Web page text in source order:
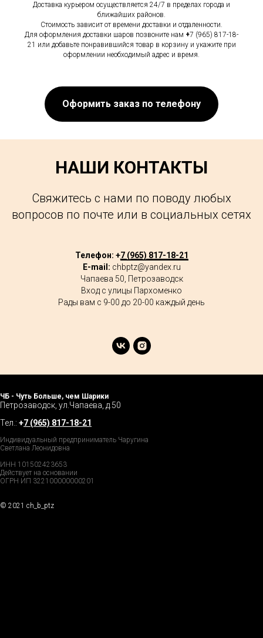
Доставка курьером осуществляется 24/7 в пределах города и
ближайших районов.
Стоимость зависит от времени доставки и отдаленности.
Для оформления доставки шаров позвоните нам +7 (965) 817-18-
21 или добавьте понравившийся товар в корзину и укажите при
оформлении необходимый адрес и время.
Оформить заказ по телефону
НАШИ КОНТАКТЫ
Свяжитесь с нами по поводу любых
вопросов по почте или в социальных сетях
Телефон: +7 (965) 817-18-21
E-mail: chbptz@yandex.ru
Чапаева 50, Петрозаводск
Вход с улицы Пархоменко
Рады вам с 9-00 до 20-00 каждый день
ЧБ - Чуть Больше, чем Шарики
Петрозаводск, ул.Чапаева, д.50
Тел.: +7 (965) 817-18-21
Индивидуальный предприниматель Чаругина
Светлана Леонидовна
ИНН 101502423653
Действует на основании
ОГРН ИП 322100000000201
© 2021 ch_b_ptz